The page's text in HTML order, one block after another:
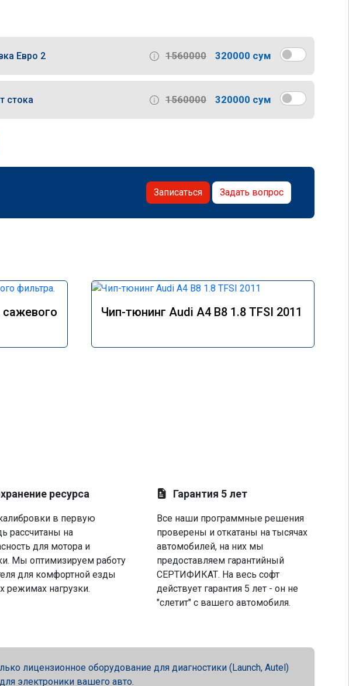
Евро 2 1560000 320000 сум
стока 1560000 320000 сум
Записаться Задать вопрос
сажевого
Чип-тюнинг Audi A4 B8 1.8 TFSI 2011
ресурса
в первую
рассчитаны на
для мотора и
Мы оптимизируем работу
для комфортной езды
режимах нагрузки.
Гарантия 5 лет
Все наши программные решения
проверены и откатаны на тысячах
автомобилей, на них мы
предоставляем гарантийный
СЕРТИФИКАТ. На весь софт
действует гарантия 5 лет - он не
"слетит" с вашего автомобиля.
лицензионное оборудование для диагностики (Launch, Autel)
электроники вашего авто.